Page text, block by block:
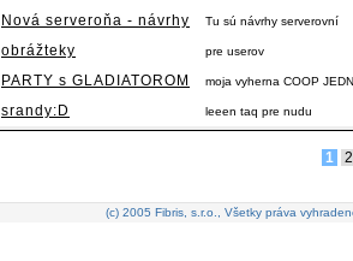
Nová serveroňa - návrhy Tu sú návrhy serverovní
obrážteky pre userov
PARTY s GLADIATOROM moja vyherna COOP
srandy:D leeen taq pre nudu
1 2
(c) 2005 Fibris, s.r.o., Všetky práva